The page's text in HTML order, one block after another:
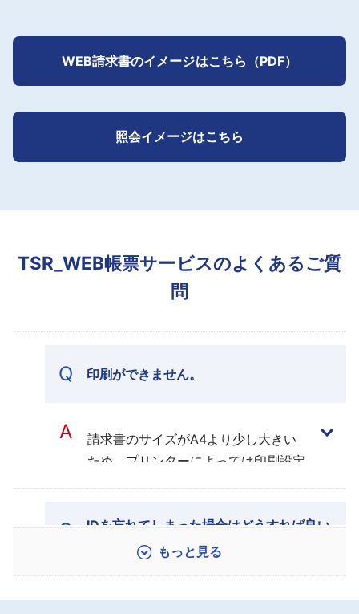
WEB請求書のイメージはこちら（PDF）
照会イメージはこちら
TSR_WEB帳票サービスのよくあるご質
問
Q 印刷ができません。
A
請求書のサイズがA4より少し大きい
ため、プリンターによっては印刷設定
て印刷をお願いいたします。
Q
IDを忘れてしまった場合はどうすれば良い
ですか？
A